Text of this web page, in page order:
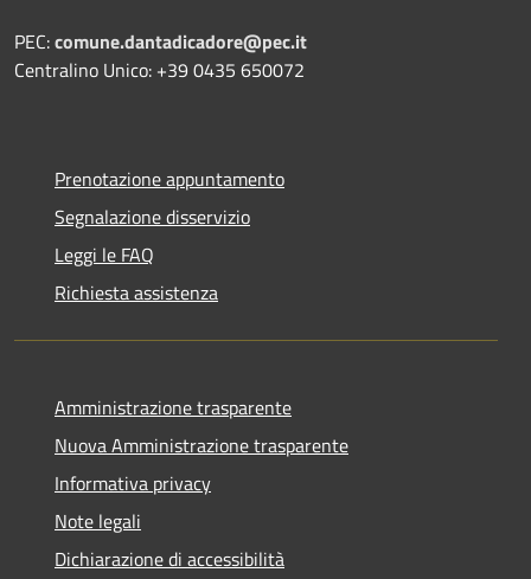
PEC:comune.dantadicadore@pec.it
Centralino Unico: +39 0435 650072
Prenotazione appuntamento
Segnalazione disservizio
Leggi le FAQ
Richiesta assistenza
Amministrazione trasparente
Nuova Amministrazione trasparente
Informativa privacy
Note legali
Dichiarazione di accessibilità